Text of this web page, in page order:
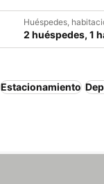
Huéspedes,
2 huéspedes, 1
Estacionamiento